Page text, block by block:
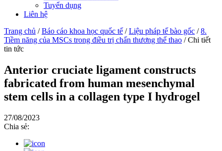
Tuyển dụng
Liên hệ
Trang chủ /Báo cáo khoa học quốc tế /Liệu pháp tế bào gốc /8.
Tiềm năng của MSCs trong điều trị chấn thương thể thao /Chi tiết
tin tức
Anterior cruciate ligament constructs
fabricated from human mesenchymal
stem cells in a collagen type I hydrogel
27/08/2023
Chia sẻ: